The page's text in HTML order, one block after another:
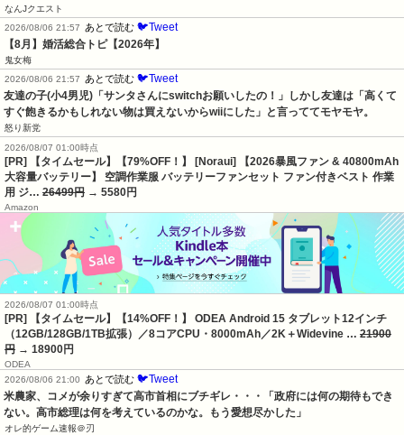
なんJクエスト
2026/08/06 21:57
あとで読む 🐦Tweet
【8月】婚活総合トピ【2026年】
鬼女梅
2026/08/06 21:57
あとで読む 🐦Tweet
友達の子(小4男児)「サンタさんにswitchお願いしたの！」しかし友達は「高くて
すぐ飽きるかもしれない物は買えないからwiiにした」と言っててモヤモヤ。
怒り新党
2026/08/07 01:00時点
[PR] 【タイムセール】【79%OFF！】 [Noraui] 【2026暴風ファン & 40800mAh
大容量バッテリー】 空調作業服 バッテリーファンセット ファン付きベスト 作業
用 ジ… 26499円 → 5580円
Amazon
2026/08/07 01:00時点
[PR] 【タイムセール】【14%OFF！】 ODEA Android 15 タブレット12インチ
（12GB/128GB/1TB拡張）／8コアCPU・8000mAh／2K＋Widevine … 21900
円 → 18900円
ODEA
2026/08/06 21:00
あとで読む 🐦Tweet
米農家、コメが余りすぎて高市首相にブチギレ・・・「政府には何の期待もでき
ない。高市総理は何を考えているのかな。もう愛想尽かした」
オレ的ゲーム速報＠刃